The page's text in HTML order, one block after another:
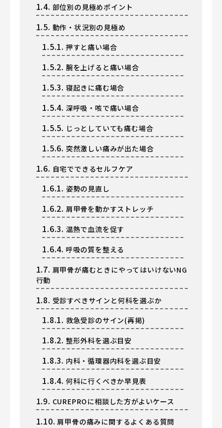
1.4. 部位別の見極めポイント
1.5. 動作・状況別の見極め
1.5.1. 押すと痛い場合
1.5.2. 腕を上げると痛い場合
1.5.3. 寝起きに痛む場合
1.5.4. 深呼吸・咳で痛い場合
1.5.5. じっとしていても痛む場合
1.5.6. 突然激しい痛みが出た場合
1.6. 自宅でできるセルフケア
1.6.1. 姿勢の見直し
1.6.2. 肩甲骨を動かすストレッチ
1.6.3. 温熱で血流を促す
1.6.4. 呼吸の質を整える
1.7. 肩甲骨が痛むときにやってはいけないNG
行動
1.8. 受診すべきサインと何科を選ぶか
1.8.1. 救急受診のサイン(再掲)
1.8.2. 整形外科を選ぶ目安
1.8.3. 内科・循環器内科を選ぶ目安
1.8.4. 何科に行くべきか早見表
1.9. CUREPROに相談した方がよいケース
1.10. 肩甲骨の痛みに関するよくある質問